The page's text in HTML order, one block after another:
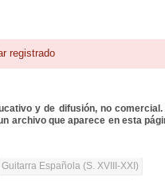
registrado
y de difusión, no comercial.
archivo que aparece en esta
Guitarra Española (S. XVIII-XXI)